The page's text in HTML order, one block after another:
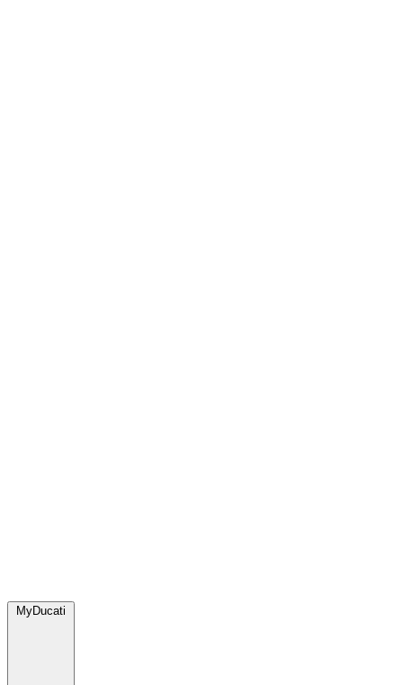
MyDucati